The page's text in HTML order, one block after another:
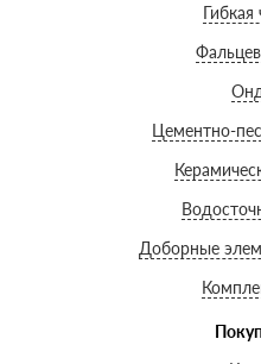
Гибкая
Цементно-
Доборные